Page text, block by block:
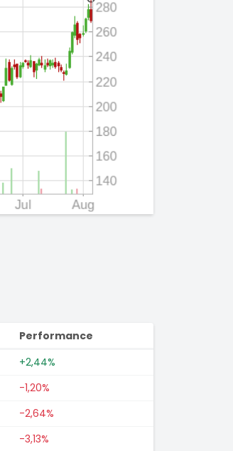
Performance
+2,44%
-1,20%
-2,64%
-3,13%